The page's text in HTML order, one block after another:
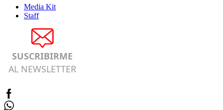
Media Kit
Staff
SUSCRIBIRME
AL NEWSLETTER